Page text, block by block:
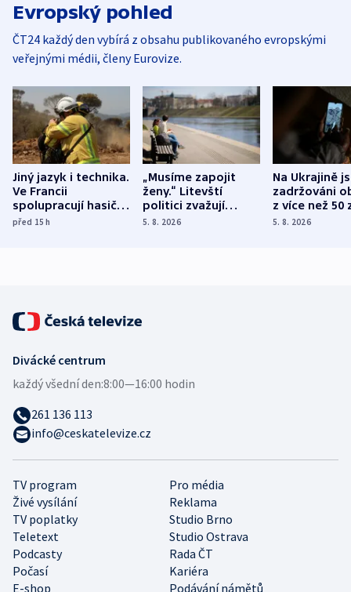
Evropský pohled
ČT24 každý den vybírá z obsahu publikovaného evropskými
veřejnými médii, členy Eurovize.
Jiný jazyk i technika.
Ve Francii
spolupracují hasiči z
různých zemí
před 15h
„Musíme zapojit
ženy.“ Litevští
politici zvažují
dohodu o
5. 8. 2026
Na Ukrajině
zadržováni
z více než 50
Bojovali na
5. 8. 2026
TV program
Pro média
Živé vysílání
Reklama
TV poplatky
Studio Brno
Teletext
Studio Ostrava
Podcasty
Rada ČT
Počasí
Kariéra
E-shop
Podávání námětů
Divácké centrum
každý všední den:8:00—16:00 hodin
261 136 113
info@ceskatelevize.cz